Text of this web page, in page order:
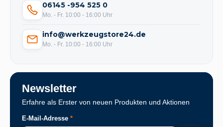
06145 -954 525 0
Mo. - Fr. 10:00 - 16:00 Uhr
info@werkzeugstore24.de
Mo. - Fr. 10:00 - 16:00 Uhr
Newsletter
Erfahre als Erster von neuen Produkten und Aktionen
E-Mail-Adresse *